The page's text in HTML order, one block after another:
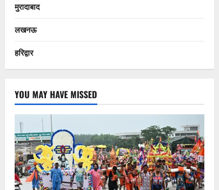
मुरादाबाद
लखनऊ
हरिद्वार
YOU MAY HAVE MISSED